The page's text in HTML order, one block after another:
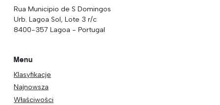
Rua Municipio de S Domingos
Urb. Lagoa Sol, Lote 3 r/c
8400-357 Lagoa - Portugal
Menu
Klasyfikacje
Najnowsza
Właściwości